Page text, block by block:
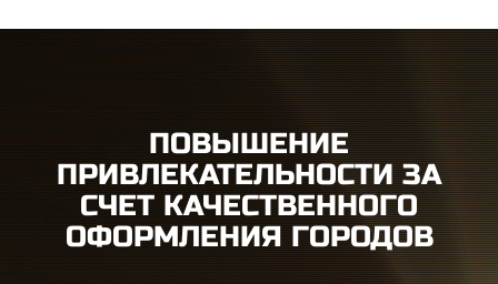
ПОВЫШЕНИЕ
ПРИВЛЕКАТЕЛЬНОСТИ ЗА
СЧЕТ КАЧЕСТВЕННОГО
ОФОРМЛЕНИЯ ГОРОДОВ